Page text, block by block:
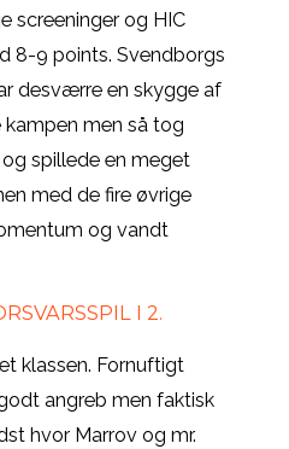
screeninger og HIC
8-9 points. Svendborgs
desværre en skygge af
kampen men så tog
spillede en meget
med de fire øvrige
og vandt
I 2.
klassen. Fornuftigt
angreb men faktisk
hvor Marrov og mr.